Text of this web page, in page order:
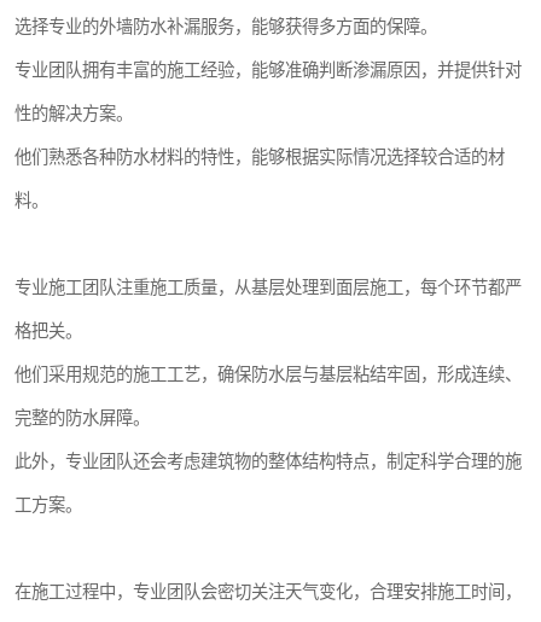
选择专业的外墙防水补漏服务，能够获得多方面的保障。
专业团队拥有丰富的施工经验，能够准确判断渗漏原因，并提供针对
性的解决方案。
他们熟悉各种防水材料的特性，能够根据实际情况选择较合适的材
料。
专业施工团队注重施工质量，从基层处理到面层施工，每个环节都严
格把关。
他们采用规范的施工工艺，确保防水层与基层粘结牢固，形成连续、
完整的防水屏障。
此外，专业团队还会考虑建筑物的整体结构特点，制定科学合理的施
工方案。
在施工过程中，专业团队会密切关注天气变化，合理安排施工时间，